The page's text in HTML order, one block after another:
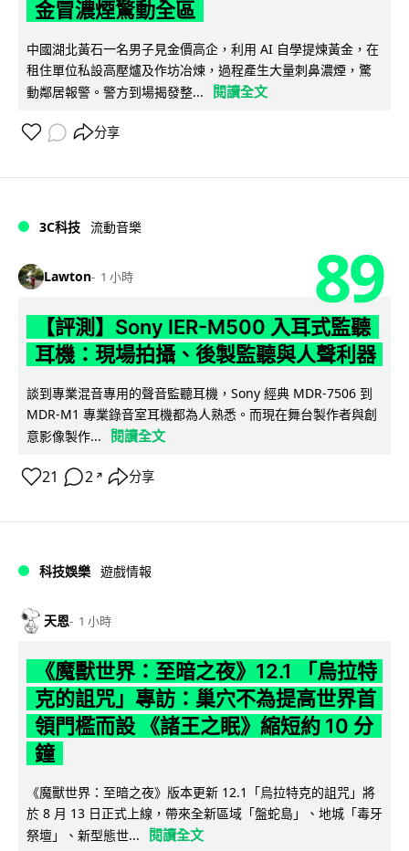
金冒濃煙驚動全區
中國湖北黃石一名男子見金價高企，利用 AI 自學提煉黃金，在
租住單位私設高壓爐及作坊冶煉，過程產生大量刺鼻濃煙，驚
動鄰居報警。警方到場揭發整...
閱讀全文
分享
3C科技 流動音樂
Lawton 1 小時 89
【評測】Sony IER-M500 入耳式監聽
耳機：現場拍攝、後製監聽與人聲利器
談到專業混音專用的聲音監聽耳機，Sony 經典 MDR-7506 到
MDR-M1 專業錄音室耳機都為人熟悉。而現在舞台製作者與創
意影像製作...
閱讀全文
21 2 ↗ 分享
科技娛樂 遊戲情報
天恩 1 小時
《魔獸世界：至暗之夜》12.1 「烏拉特
克的詛咒」專訪：巢穴不為提高世界首
領門檻而設 《諸王之眠》縮短約 10 分
鐘
《魔獸世界：至暗之夜》版本更新 12.1「烏拉特克的詛咒」將
於 8 月 13 日正式上線，帶來全新區域「盤蛇島」、地城「毒牙
祭壇」、新型態世...
閱讀全文